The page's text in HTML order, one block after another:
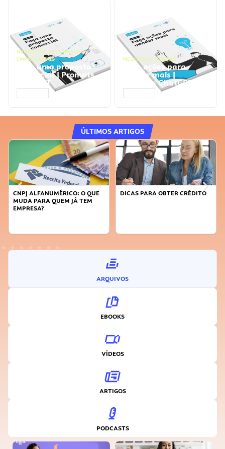
NEGÓCIOS, PROCESSOS
EMPRESARIAIS
Faça uma proposta
comercial | Prompts
ChatGPT
NEGÓCIOS, VENDAS
Faça ações para
vender mais |
Prompts ChatGPT
ÚLTIMOS ARTIGOS
CNPJ ALFANUMÉRICO: O QUE
MUDA PARA QUEM JÁ TEM
EMPRESA?
DICAS PARA OBTER CRÉDITO
ARQUIVOS
EBOOKS
VÍDEOS
ARTIGOS
PODCASTS